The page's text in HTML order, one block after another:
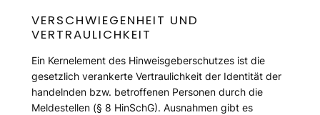
VERSCHWIEGENHEIT UND
VERTRAULICHKEIT
Ein Kernelement des Hinweisgeberschutzes ist die
gesetzlich verankerte Vertraulichkeit der Identität der
handelnden bzw. betroffenen Personen durch die
Meldestellen (§ 8 HinSchG). Ausnahmen gibt es